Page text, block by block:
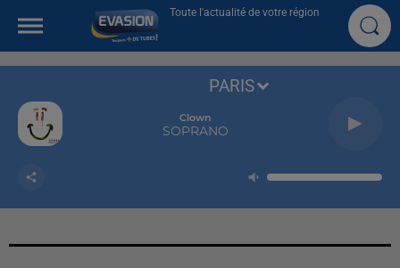
Toute l'actualité de votre région
Clown
SOPRANO
PARIS